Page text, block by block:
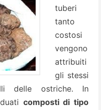
tuberi
tanto
costosi
vengono
attribuiti
gli stessi
delle ostriche. In
composti di tipo